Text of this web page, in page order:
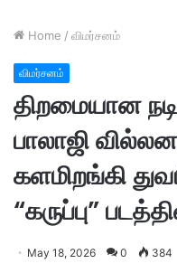
Home / விமர்சனம்
விமர்சனம்
திறமையான
பாலாஜி
களமிறங்கி
“கருப்பு”
May 18, 2026 0 384